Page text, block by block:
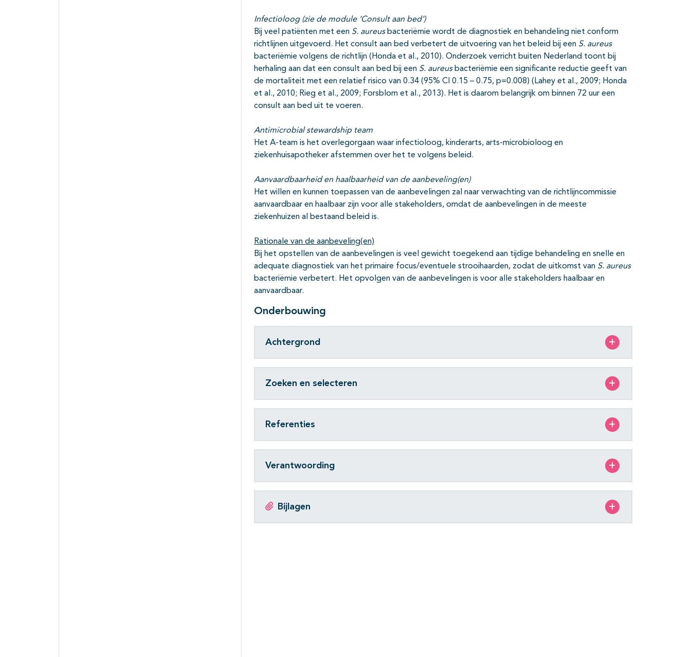
Infectioloog (zie de module ‘Consult aan bed’)
Bij veel patiënten met een S. aureusbacteriëmie wordt de diagnostiek en behandeling niet conform
richtlijnen uitgevoerd. Het consult aan bed verbetert de uitvoering van het beleid bij een S. aureus
bacteriëmie volgens de richtlijn (Honda et al., 2010). Onderzoek verricht buiten Nederland toont bij
herhaling aan dat een consult aan bed bij een S. aureusbacteriëmie een significante reductie geeft van
de mortaliteit met een relatief risico van 0.34 (95% CI 0.15 – 0.75, p=0.008) (Lahey et al., 2009; Honda
et al., 2010; Rieg et al., 2009; Forsblom et al., 2013). Het is daarom belangrijk om binnen 72 uur een
consult aan bed uit te voeren.
Antimicrobial stewardship team
Het A-team is het overlegorgaan waar infectioloog, kinderarts, arts-microbioloog en
ziekenhuisapotheker afstemmen over het te volgens beleid.
Aanvaardbaarheid en haalbaarheid van de aanbeveling(en)
Het willen en kunnen toepassen van de aanbevelingen zal naar verwachting van de richtlijncommissie
aanvaardbaar en haalbaar zijn voor alle stakeholders, omdat de aanbevelingen in de meeste
ziekenhuizen al bestaand beleid is.
Rationale van de aanbeveling(en)
Bij het opstellen van de aanbevelingen is veel gewicht toegekend aan tijdige behandeling en snelle en
adequate diagnostiek van het primaire focus/eventuele strooihaarden, zodat de uitkomst van S. aureus
bacteriëmie verbetert. Het opvolgen van de aanbevelingen is voor alle stakeholders haalbaar en
aanvaardbaar.
Onderbouwing
Achtergrond
Zoeken en selecteren
Referenties
Verantwoording
Bijlagen